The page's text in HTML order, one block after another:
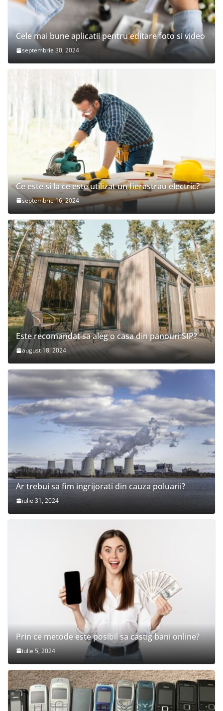
Cele mai bune aplicatii pentru editare foto si video
septembrie 30, 2024
Ce este si la ce este utilizat un fierastrau electric?
septembrie 16, 2024
Este recomandat sa aleg o casa din panouri SIP?
august 18, 2024
Ar trebui sa fim ingrijorati din cauza poluarii?
iulie 31, 2024
Prin ce metode este posibil sa castig bani online?
iulie 5, 2024